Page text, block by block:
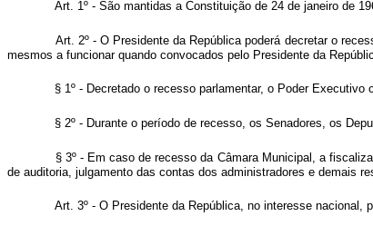
Art. 1º - São mantidas a Constituição de 24 de janeiro de
Art. 2º - O Presidente da República poderá decretar o
mesmos a funcionar quando convocados pelo Presidente da
§ 1º - Decretado o recesso parlamentar, o Poder
§ 2º - Durante o período de recesso, os Senadores, os
§ 3º - Em caso de recesso da Câmara Municipal, a
de auditoria, julgamento das contas dos administradores e demais
Art. 3º - O Presidente da República, no interesse